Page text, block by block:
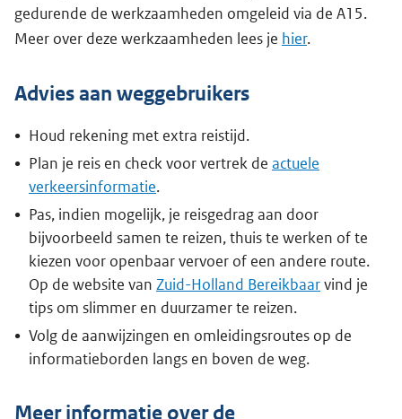
gedurende de werkzaamheden omgeleid via de A15.
Meer over deze werkzaamheden lees je hier.
Advies aan weggebruikers
Houd rekening met extra reistijd.
Plan je reis en check voor vertrek de actuele
verkeersinformatie.
Pas, indien mogelijk, je reisgedrag aan door
bijvoorbeeld samen te reizen, thuis te werken of te
kiezen voor openbaar vervoer of een andere route.
Op de website van Zuid-Holland Bereikbaarvind je
tips om slimmer en duurzamer te reizen.
Volg de aanwijzingen en omleidingsroutes op de
informatieborden langs en boven de weg.
Meer informatie over de